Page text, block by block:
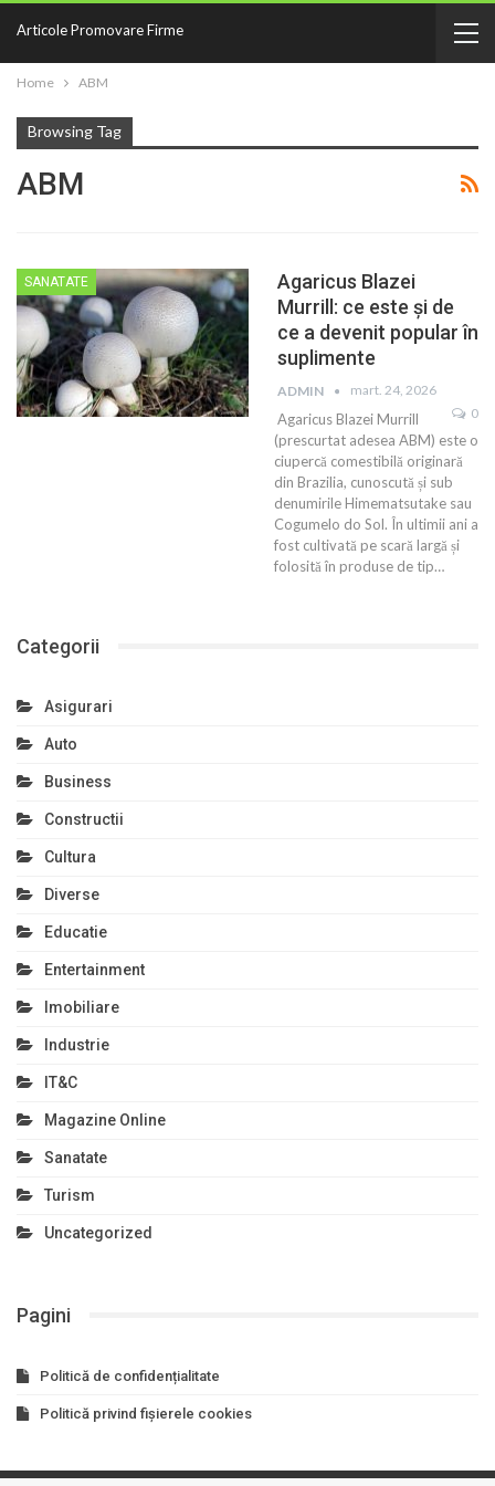
Articole Promovare Firme
Home ABM
Browsing Tag
ABM
SANATATE
Agaricus Blazei
Murrill: ce este și de
ce a devenit popular în
suplimente
ADMIN
mart. 24, 2026
0
Agaricus Blazei Murrill
(prescurtat adesea ABM) este o
ciupercă comestibilă originară
din Brazilia, cunoscută și sub
denumirile Himematsutake sau
Cogumelo do Sol. În ultimii ani a
fost cultivată pe scară largă și
folosită în produse de tip…
Categorii
Asigurari
Auto
Business
Constructii
Cultura
Diverse
Educatie
Entertainment
Imobiliare
Industrie
IT&C
Magazine Online
Sanatate
Turism
Uncategorized
Pagini
Politică de confidențialitate
Politică privind fișierele cookies